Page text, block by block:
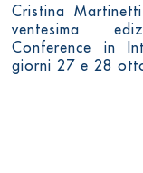
Cristina
ventesima
Conference in
giorni 27 e 28